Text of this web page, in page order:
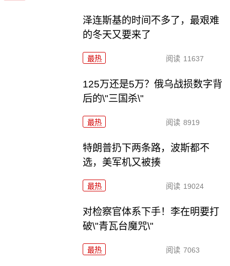
泽连斯基的时间不多了，最艰难
的冬天又要来了
最热 阅读 11637
125万还是5万？俄乌战损数字背
后的\"三国杀\"
最热 阅读 8919
特朗普扔下两条路，波斯都不
选，美军机又被揍
最热 阅读 19024
对检察官体系下手！李在明要打
破\"青瓦台魔咒\"
最热 阅读 7063